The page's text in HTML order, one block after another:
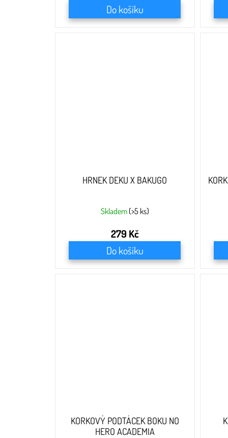
Do košíku
HRNEK DEKU X BAKUGO
Skladem (>5 ks)
279 Kč
Do košíku
KORKOVÝ PODTÁCEK BOKU NO
HERO ACADEMIA